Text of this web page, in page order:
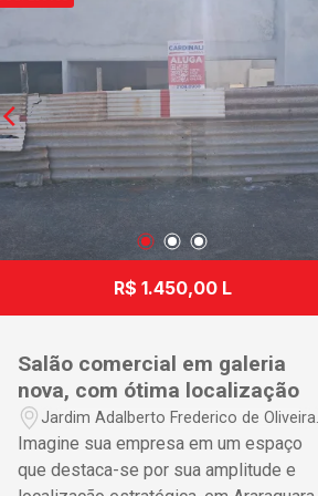
mais informações e agendamento de
R$ 1.450,00 L
Salão comercial em galeria
nova, com ótima localização
Jardim Adalberto Frederico de Oliveira
Roxo i - Araraquara/SP
Imagine sua empresa em um espaço
que destaca-se por sua amplitude e